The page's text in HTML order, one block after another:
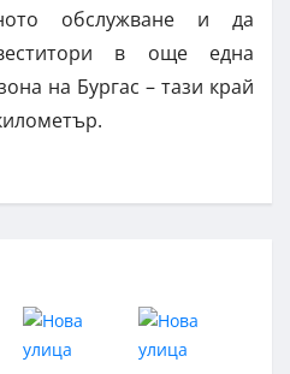
обслужване и да
в още една
на Бургас – тази край